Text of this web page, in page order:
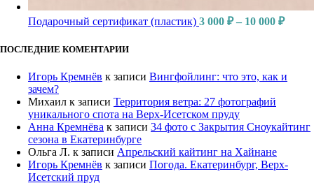
Подарочный сертификат (пластик) 3 000 ₽ – 10 000 ₽
ПОСЛЕДНИЕ КОМЕНТАРИИ
Игорь Кремнёв к записи Вингфойлинг: что это, как и
зачем?
Михаил к записи Территория ветра: 27 фотографий
уникального спота на Верх-Исетском пруду
Анна Кремнёва к записи 34 фото с Закрытия Сноукайтинг
сезона в Екатеринбурге
Ольга Л. к записи Апрельский кайтинг на Хайнане
Игорь Кремнёв к записи Погода. Екатеринбург, Верх-
Исетский пруд